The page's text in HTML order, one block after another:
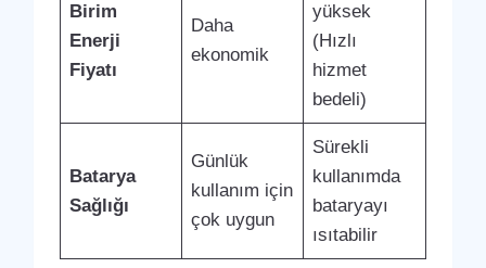
Birim
Enerji
Fiyatı
Daha
ekonomik
yüksek
(Hızlı
hizmet
bedeli)
Batarya
Sağlığı
Günlük
kullanım için
çok uygun
Sürekli
kullanımda
bataryayı
ısıtabilir